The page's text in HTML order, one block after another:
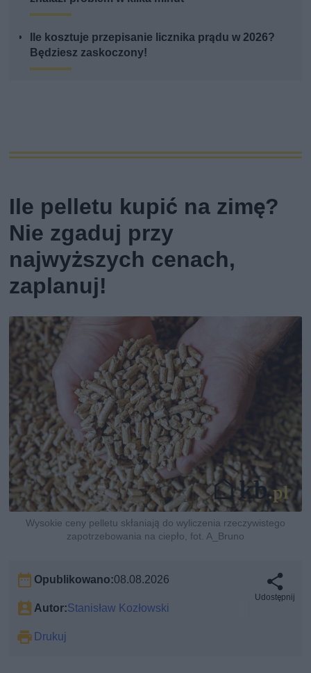
Ile kosztuje przepisanie licznika prądu w 2026?
Będziesz zaskoczony!
Ile pelletu kupić na zimę?
Nie zgaduj przy
najwyższych cenach,
zaplanuj!
Wysokie ceny pelletu skłaniają do wyliczenia rzeczywistego
zapotrzebowania na ciepło, fot. A_Bruno
Opublikowano:08.08.2026
Autor:Stanisław Kozłowski
Drukuj
Udostępnij